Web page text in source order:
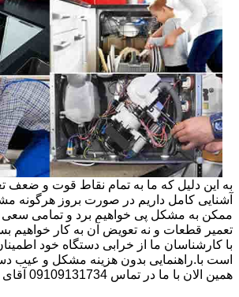
به این دلیل که ما به تمام نقاط قوت و ضعف
آشنایی کامل داریم در صورت بروز هرگونه
ممکن به مشکل پی خواهیم برد و تمامی سعی
تعمیر قطعات و نه تعویض آن به کار خواهیم
با کارشناسان ما از خرابی دستگاه خود
است با.راهنمایی بدون هزینه مشکل و عیب
همین الان با ما در تماس 09109131734 آقای حبیب محمدی باشید